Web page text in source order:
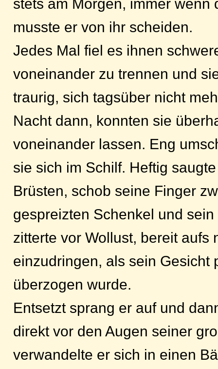
stets am Morgen, immer wenn
musste er von ihr scheiden.
Jedes Mal fiel es ihnen
voneinander zu trennen und
traurig, sich tagsüber nicht
Nacht dann, konnten sie
voneinander lassen. Eng
sie sich im Schilf. Heftig
Brüsten, schob seine Finger
gespreizten Schenkel und
zitterte vor Wollust, bereit aufs
einzudringen, als sein Gesicht
überzogen wurde.
Entsetzt sprang er auf und
direkt vor den Augen seiner
verwandelte er sich in einen